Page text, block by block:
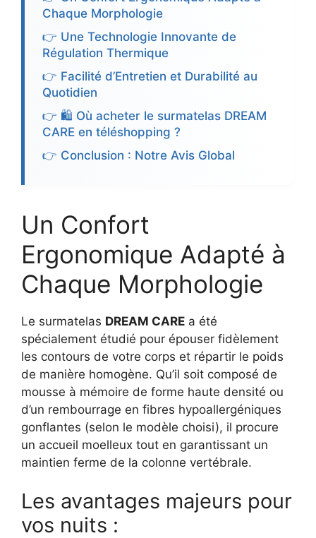
Chaque Morphologie
👉 Une Technologie Innovante de
Régulation Thermique
👉 Facilité d’Entretien et Durabilité au
Quotidien
👉 🛍️ Où acheter le surmatelas DREAM
CARE en téléshopping ?
👉 Conclusion : Notre Avis Global
Un Confort
Ergonomique Adapté à
Chaque Morphologie
Le surmatelas DREAM CARE a été
spécialement étudié pour épouser fidèlement
les contours de votre corps et répartir le poids
de manière homogène. Qu’il soit composé de
mousse à mémoire de forme haute densité ou
d’un rembourrage en fibres hypoallergéniques
gonflantes (selon le modèle choisi), il procure
un accueil moelleux tout en garantissant un
maintien ferme de la colonne vertébrale.
Les avantages majeurs pour
vos nuits :